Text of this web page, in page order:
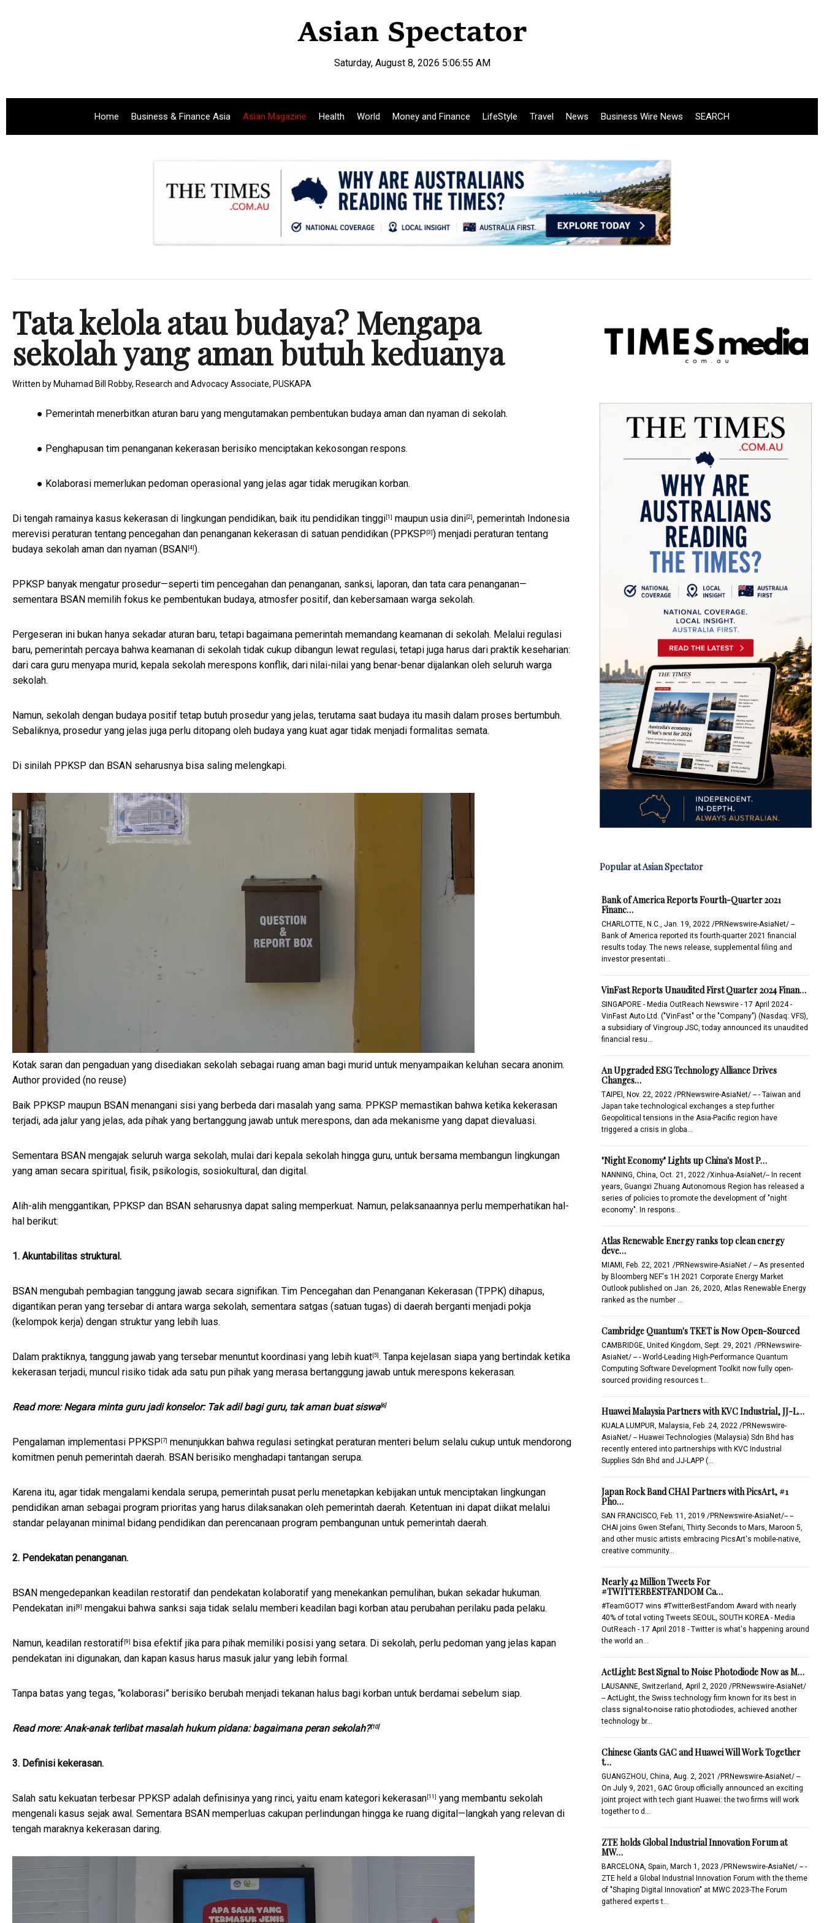
Saturday, August 8, 2026 5:06:56 AM
Home Business & Finance Asia Asian Magazine Health World Money and Finance LifeStyle Travel News Business Wire News SEARCH
Tata kelola atau budaya? Mengapa
sekolah yang aman butuh keduanya
Written by Muhamad Bill Robby, Research and Advocacy Associate, PUSKAPA
● Pemerintah menerbitkan aturan baru yang mengutamakan pembentukan budaya aman dan nyaman di sekolah.
● Penghapusan tim penanganan kekerasan berisiko menciptakan kekosongan respons.
● Kolaborasi memerlukan pedoman operasional yang jelas agar tidak merugikan korban.
Di tengah ramainya kasus kekerasan di lingkungan pendidikan, baik itu pendidikan tinggi [1] maupun usia dini [2] , pemerintah Indonesia
merevisi peraturan tentang pencegahan dan penanganan kekerasan di satuan pendidikan (PPKSP [3] ) menjadi peraturan tentang
budaya sekolah aman dan nyaman (BSAN [4] ).
PPKSP banyak mengatur prosedur—seperti tim pencegahan dan penanganan, sanksi, laporan, dan tata cara penanganan—
sementara BSAN memilih fokus ke pembentukan budaya, atmosfer positif, dan kebersamaan warga sekolah.
Pergeseran ini bukan hanya sekadar aturan baru, tetapi bagaimana pemerintah memandang keamanan di sekolah. Melalui regulasi
baru, pemerintah percaya bahwa keamanan di sekolah tidak cukup dibangun lewat regulasi, tetapi juga harus dari praktik keseharian:
dari cara guru menyapa murid, kepala sekolah merespons konflik, dari nilai-nilai yang benar-benar dijalankan oleh seluruh warga
sekolah.
Namun, sekolah dengan budaya positif tetap butuh prosedur yang jelas, terutama saat budaya itu masih dalam proses bertumbuh.
Sebaliknya, prosedur yang jelas juga perlu ditopang oleh budaya yang kuat agar tidak menjadi formalitas semata.
Di sinilah PPKSP dan BSAN seharusnya bisa saling melengkapi.
Kotak saran dan pengaduan yang disediakan sekolah sebagai ruang aman bagi murid untuk menyampaikan keluhan secara anonim.
Author provided (no reuse)
Baik PPKSP maupun BSAN menangani sisi yang berbeda dari masalah yang sama. PPKSP memastikan bahwa ketika kekerasan
terjadi, ada jalur yang jelas, ada pihak yang bertanggung jawab untuk merespons, dan ada mekanisme yang dapat dievaluasi.
Sementara BSAN mengajak seluruh warga sekolah, mulai dari kepala sekolah hingga guru, untuk bersama membangun lingkungan
yang aman secara spiritual, fisik, psikologis, sosiokultural, dan digital.
Alih-alih menggantikan, PPKSP dan BSAN seharusnya dapat saling memperkuat. Namun, pelaksanaannya perlu memperhatikan hal-
hal berikut:
1. Akuntabilitas struktural.
BSAN mengubah pembagian tanggung jawab secara signifikan. Tim Pencegahan dan Penanganan Kekerasan (TPPK) dihapus,
digantikan peran yang tersebar di antara warga sekolah, sementara satgas (satuan tugas) di daerah berganti menjadi pokja
(kelompok kerja) dengan struktur yang lebih luas.
Dalam praktiknya, tanggung jawab yang tersebar menuntut koordinasi yang lebih kuat [5] . Tanpa kejelasan siapa yang bertindak ketika
kekerasan terjadi, muncul risiko tidak ada satu pun pihak yang merasa bertanggung jawab untuk merespons kekerasan.
Read more:Negara minta guru jadi konselor: Tak adil bagi guru, tak aman buat siswa[6]
Pengalaman implementasi PPKSP [7] menunjukkan bahwa regulasi setingkat peraturan menteri belum selalu cukup untuk mendorong
komitmen penuh pemerintah daerah. BSAN berisiko menghadapi tantangan serupa.
Karena itu, agar tidak mengalami kendala serupa, pemerintah pusat perlu menetapkan kebijakan untuk menciptakan lingkungan
pendidikan aman sebagai program prioritas yang harus dilaksanakan oleh pemerintah daerah. Ketentuan ini dapat diikat melalui
standar pelayanan minimal bidang pendidikan dan perencanaan program pembangunan untuk pemerintah daerah.
2. Pendekatan penanganan.
BSAN mengedepankan keadilan restoratif dan pendekatan kolaboratif yang menekankan pemulihan, bukan sekadar hukuman.
Pendekatan ini [8] mengakui bahwa sanksi saja tidak selalu memberi keadilan bagi korban atau perubahan perilaku pada pelaku.
Namun, keadilan restoratif [9] bisa efektif jika para pihak memiliki posisi yang setara. Di sekolah, perlu pedoman yang jelas kapan
pendekatan ini digunakan, dan kapan kasus harus masuk jalur yang lebih formal.
Tanpa batas yang tegas, “kolaborasi” berisiko berubah menjadi tekanan halus bagi korban untuk berdamai sebelum siap.
Read more:Anak-anak terlibat masalah hukum pidana: bagaimana peran sekolah?[10]
3. Definisi kekerasan.
Salah satu kekuatan terbesar PPKSP adalah definisinya yang rinci, yaitu enam kategori kekerasan [11] yang membantu sekolah
mengenali kasus sejak awal. Sementara BSAN memperluas cakupan perlindungan hingga ke ruang digital—langkah yang relevan di
tengah maraknya kekerasan daring.
Popular at Asian Spectator
Bank of America Reports Fourth-Quarter 2021
Financ…
CHARLOTTE, N.C., Jan. 19, 2022 /PRNewswire-AsiaNet/ --
Bank of America reported its fourth-quarter 2021 financial
results today. The news release, supplemental filing and
investor presentati…
VinFast Reports Unaudited First Quarter 2024 Finan…
SINGAPORE - Media OutReach Newswire - 17 April 2024 -
VinFast Auto Ltd. ("VinFast" or the "Company") (Nasdaq: VFS),
a subsidiary of Vingroup JSC, today announced its unaudited
financial resu…
An Upgraded ESG Technology Alliance Drives
Changes…
TAIPEI, Nov. 22, 2022 /PRNewswire-AsiaNet/ -- - Taiwan and
Japan take technological exchanges a step further
Geopolitical tensions in the Asia-Pacific region have
triggered a crisis in globa…
"Night Economy" Lights up China's Most P…
NANNING, China, Oct. 21, 2022 /Xinhua-AsiaNet/-- In recent
years, Guangxi Zhuang Autonomous Region has released a
series of policies to promote the development of "night
economy". In respons…
Atlas Renewable Energy ranks top clean energy
deve…
MIAMI, Feb. 22, 2021 /PRNewswire-AsiaNet / -- As presented
by Bloomberg NEF's 1H 2021 Corporate Energy Market
Outlook published on Jan. 26, 2020, Atlas Renewable Energy
ranked as the number …
Cambridge Quantum's TKET is Now Open-Sourced
CAMBRIDGE, United Kingdom, Sept. 29, 2021 /PRNewswire-
AsiaNet/ -- - World-Leading High-Performance Quantum
Computing Software Development Toolkit now fully open-
sourced providing resources t…
Huawei Malaysia Partners with KVC Industrial, JJ-L…
KUALA LUMPUR, Malaysia, Feb .24, 2022 /PRNewswire-
AsiaNet/ -- Huawei Technologies (Malaysia) Sdn Bhd has
recently entered into partnerships with KVC Industrial
Supplies Sdn Bhd and JJ-LAPP (…
Japan Rock Band CHAI Partners with PicsArt, #1
Pho…
SAN FRANCISCO, Feb. 11, 2019 /PRNewswire-AsiaNet/-- --
CHAI joins Gwen Stefani, Thirty Seconds to Mars, Maroon 5,
and other music artists embracing PicsArt's mobile-native,
creative community…
Nearly 42 Million Tweets For
#TWITTERBESTFANDOM Ca…
#TeamGOT7 wins #TwitterBestFandom Award with nearly
40% of total voting Tweets SEOUL, SOUTH KOREA - Media
OutReach - 17 April 2018 - Twitter is what's happening around
the world an…
ActLight: Best Signal to Noise Photodiode Now as M…
LAUSANNE, Switzerland, April 2, 2020 /PRNewswire-AsiaNet/
-- ActLight, the Swiss technology firm known for its best in
class signal-to-noise ratio photodiodes, achieved another
technology br…
Chinese Giants GAC and Huawei Will Work Together
t…
GUANGZHOU, China, Aug. 2, 2021 /PRNewswire-AsiaNet/ --
On July 9, 2021, GAC Group officially announced an exciting
joint project with tech giant Huawei: the two firms will work
together to d…
ZTE holds Global Industrial Innovation Forum at
MW…
BARCELONA, Spain, March 1, 2023 /PRNewswire-AsiaNet/ -- -
ZTE held a Global Industrial Innovation Forum with the theme
of "Shaping Digital Innovation" at MWC 2023-The Forum
gathered experts t…